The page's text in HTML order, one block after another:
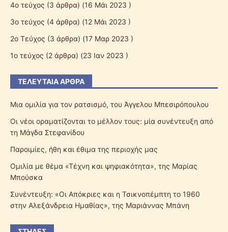
4ο τεύχος (3 άρθρα) (16 Μάι 2023 )
3ο τεύχος (4 άρθρα) (12 Μάι 2023 )
2ο Τεύχος (3 άρθρα) (17 Μαρ 2023 )
1ο τεύχος (2 άρθρα) (23 Ιαν 2023 )
ΤΕΛΕΥΤΑΊΑ ΆΡΘΡΑ
Μια ομιλία για τον ρατσισμό, του Άγγελου Μπεσιρόπουλου
Οι νέοι οραματίζονται το μέλλον τους: μία συνέντευξη από
τη Μάγδα Στεφανίδου
Παροιμίες, ήθη και έθιμα της περιοχής μας
Ομιλία με θέμα «Τέχνη και ψηφιακότητα», της Μαρίας
Μπούσκα
Συνέντευξη: «Οι Απόκριες και η Τσικνοπέμπτη το 1960
στην Αλεξάνδρεια Ημαθίας», της Μαριάννας Μπάνη